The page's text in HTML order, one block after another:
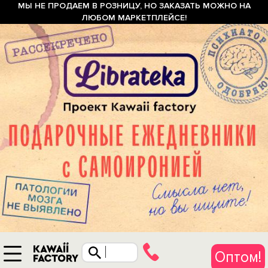
МЫ НЕ ПРОДАЕМ В РОЗНИЦУ, НО ЗАКАЗАТЬ МОЖНО НА
ЛЮБОМ МАРКЕТПЛЕЙСЕ!
Оптом!